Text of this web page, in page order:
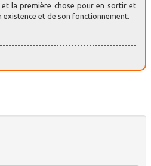
la première chose pour en sortir et
existence et de son fonctionnement.